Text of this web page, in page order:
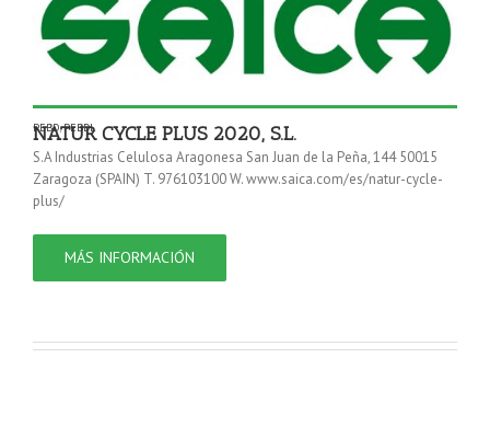
NATUR CYCLE PLUS 2020, S.L.
PEBD,PEBDL
S.A Industrias Celulosa Aragonesa San Juan de la Peña, 144 50015
Zaragoza (SPAIN) T. 976103100 W. www.saica.com/es/natur-cycle-
plus/
MÁS INFORMACIÓN